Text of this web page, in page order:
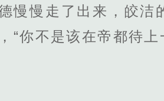
慢慢走了出来，皎洁
“你不是该在帝都待上